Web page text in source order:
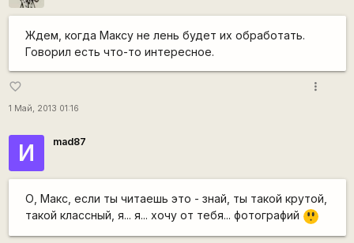
Ждем, когда Максу не лень будет их обработать.
Говорил есть что-то интересное.
favorite_border
1 Май, 2013 01:16
more_vert
И mad87
О, Макс, если ты читаешь это - знай, ты такой крутой,
такой классный, я... я... хочу от тебя... фотографий
=8
O